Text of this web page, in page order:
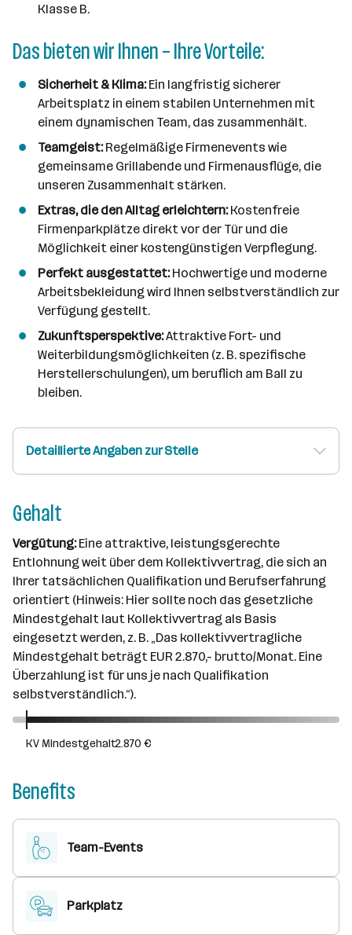
Klasse B.
Das bieten wir Ihnen – Ihre Vorteile:
Sicherheit & Klima:Ein langfristig sicherer
Arbeitsplatz in einem stabilen Unternehmen mit
einem dynamischen Team, das zusammenhält.
Teamgeist:Regelmäßige Firmenevents wie
gemeinsame Grillabende und Firmenausflüge, die
unseren Zusammenhalt stärken.
Extras, die den Alltag erleichtern:Kostenfreie
Firmenparkplätze direkt vor der Tür und die
Möglichkeit einer kostengünstigen Verpflegung.
Perfekt ausgestattet:Hochwertige und moderne
Arbeitsbekleidung wird Ihnen selbstverständlich zur
Verfügung gestellt.
Zukunftsperspektive:Attraktive Fort- und
Weiterbildungsmöglichkeiten (z. B. spezifische
Herstellerschulungen), um beruflich am Ball zu
bleiben.
Detaillierte Angaben zur Stelle
Gehalt
Vergütung:Eine attraktive, leistungsgerechte
Entlohnung weit über dem Kollektivvertrag, die sich an
Ihrer tatsächlichen Qualifikation und Berufserfahrung
orientiert (Hinweis: Hier sollte noch das gesetzliche
Mindestgehalt laut Kollektivvertrag als Basis
eingesetzt werden, z. B. „Das kollektivvertragliche
Mindestgehalt beträgt EUR 2.870,- brutto/Monat. Eine
Überzahlung ist für uns je nach Qualifikation
selbstverständlich.“).
KV Mindestgehalt2.870 €
Benefits
Team-Events
Parkplatz